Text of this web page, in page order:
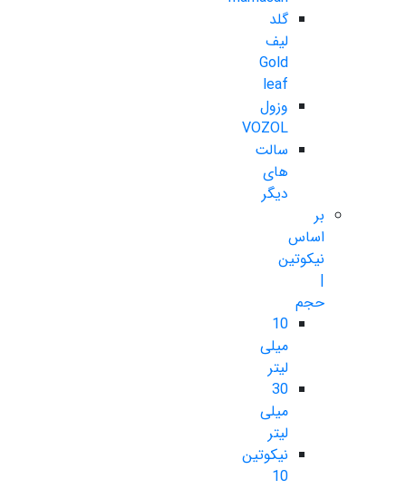
گلد
لیف
Gold
leaf
وزول
VOZOL
سالت
های
دیگر
بر
اساس
نیکوتین
|
حجم
10
میلی
لیتر
30
میلی
لیتر
نیکوتین
10